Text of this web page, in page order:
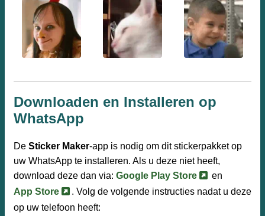
Downloaden en Installeren op
WhatsApp
De Sticker Maker-app is nodig om dit stickerpakket op
uw WhatsApp te installeren. Als u deze niet heeft,
download deze dan via: Google Play Store
en
App Store
. Volg de volgende instructies nadat u deze
op uw telefoon heeft: